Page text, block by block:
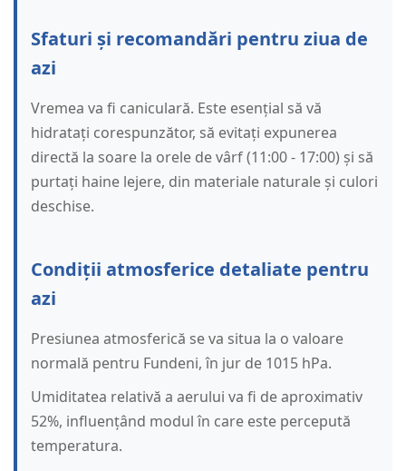
Sfaturi și recomandări pentru ziua de
azi
Vremea va fi caniculară. Este esențial să vă
hidratați corespunzător, să evitați expunerea
directă la soare la orele de vârf (11:00 - 17:00) și să
purtați haine lejere, din materiale naturale și culori
deschise.
Condiții atmosferice detaliate pentru
azi
Presiunea atmosferică se va situa la o valoare
normală pentru Fundeni, în jur de 1015 hPa.
Umiditatea relativă a aerului va fi de aproximativ
52%, influențând modul în care este percepută
temperatura.